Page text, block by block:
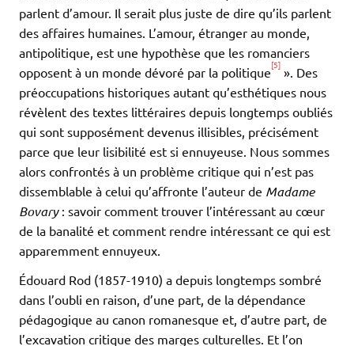
parlent d’amour. Il serait plus juste de dire qu’ils parlent
des affaires humaines. L’amour, étranger au monde,
antipolitique, est une hypothèse que les romanciers
opposent à un monde dévoré par la politique[5] ». Des
préoccupations historiques autant qu’esthétiques nous
révèlent des textes littéraires depuis longtemps oubliés
qui sont supposément devenus illisibles, précisément
parce que leur lisibilité est si ennuyeuse. Nous sommes
alors confrontés à un problème critique qui n’est pas
dissemblable à celui qu’affronte l’auteur de Madame
Bovary : savoir comment trouver l’intéressant au cœur
de la banalité et comment rendre intéressant ce qui est
apparemment ennuyeux.
Édouard Rod (1857-1910) a depuis longtemps sombré
dans l’oubli en raison, d’une part, de la dépendance
pédagogique au canon romanesque et, d’autre part, de
l’excavation critique des marges culturelles. Et l’on